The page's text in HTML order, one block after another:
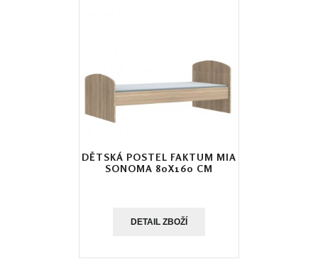
DĚTSKÁ POSTEL FAKTUM MIA
SONOMA 80X160 CM
DETAIL ZBOŽÍ